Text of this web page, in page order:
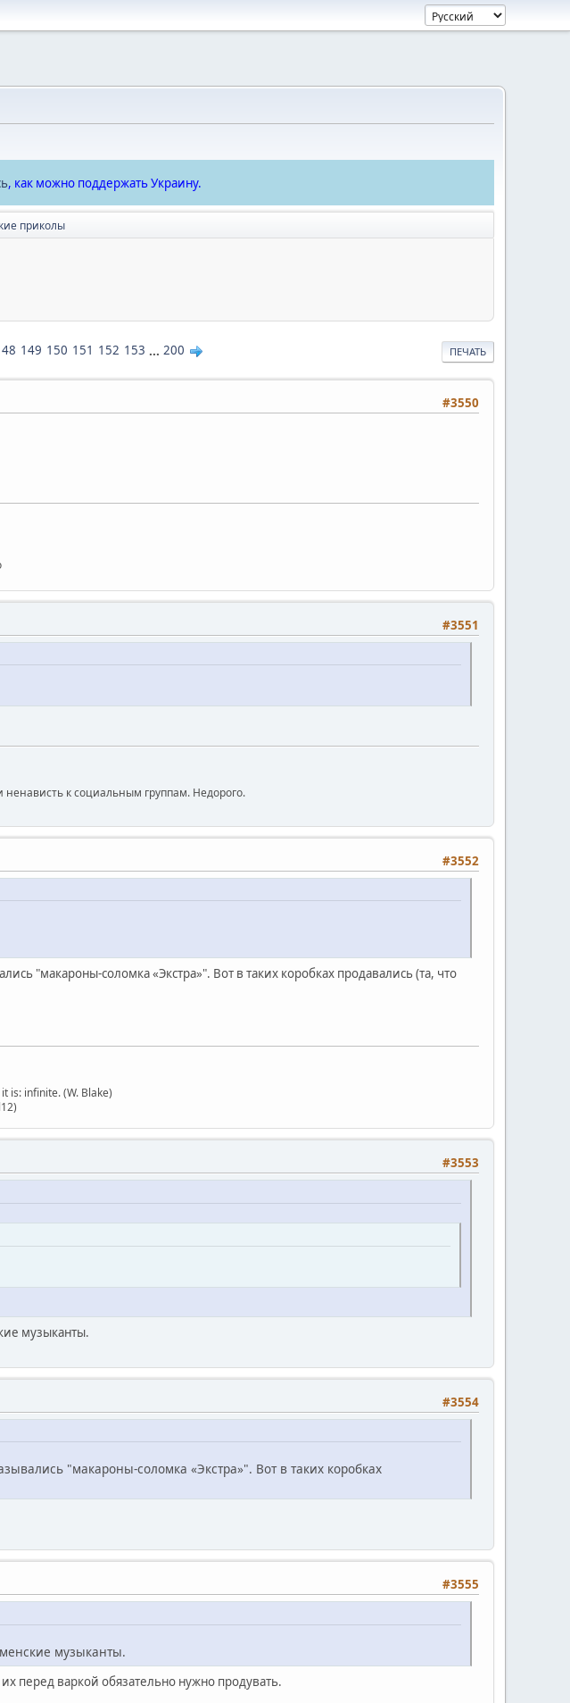
, как можно поддержать Украину.
приколы
ПЕЧАТЬ
149 150 151 152 153 ... 200
#3550
#3551
к социальным группам. Недорого.
#3552
"макароны-соломка «Экстра»". Вот в таких коробках продавались (та, что
is: infinite. (W. Blake)
#3553
музыканты.
#3554
"макароны-соломка «Экстра»". Вот в таких коробках
#3555
музыканты.
перед варкой обязательно нужно продувать.